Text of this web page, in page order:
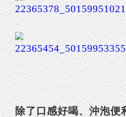
除了口感好喝、沖泡便